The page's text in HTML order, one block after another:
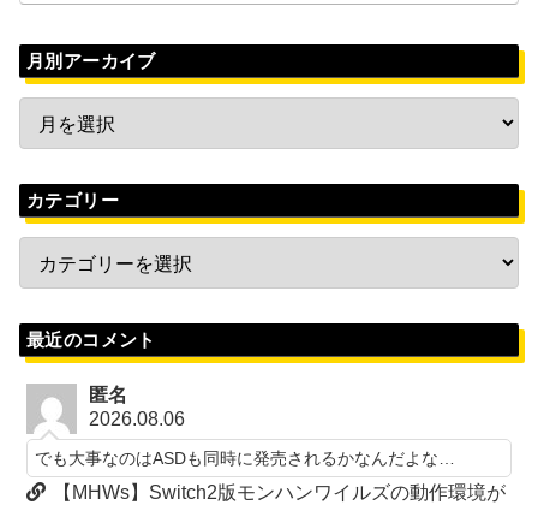
月別アーカイブ
カテゴリー
最近のコメント
匿名
2026.08.06
でも大事なのはASDも同時に発売されるかなんだよな…
【MHWs】Switch2版モンハンワイルズの動作環境が